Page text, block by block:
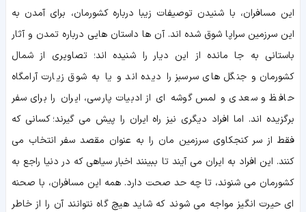
این مسافران، با شنیدن توصیفات زیبا درباره کشورمان، برای آمدن به
این سرزمین سراپا شوق شده اند. آن ها داستان هایی درباره تمدن و آثار
باستانی به جا مانده از این دیار را شنیده اند؛ تصاویری از شمال
کشورمان و جنگل های سرسبز را دیده اند و یا به شوق زیارت آرامگاه
حافظ و سعدی و لمس گوشه ای از ادبیات پارسی، ایران را برای سفر
برگزیده اند. اما افراد دیگری نیز راه ایران را پیش می گیرند؛ کسانی که
فقط از سر کنجکاوی سرزمین مان را به عنوان مقصد سفر انتخاب می
کنند. این افراد به ایران می آیند تا ببینند اخبار سیاهی که در دنیا راجع به
کشورمان می شنوند، تا چه حد صحت دارد. همه این مسافران، با صحنه
ای حیرت انگیز مواجه می شوند که شاید هیچ گاه نتوانند آن را از خاطر